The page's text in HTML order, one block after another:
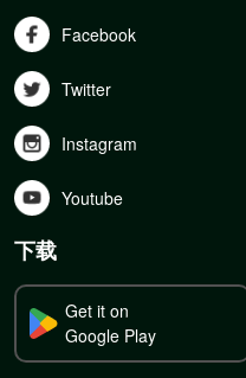
Facebook
Twitter
Instagram
Youtube
下载
Get it on
Google Play